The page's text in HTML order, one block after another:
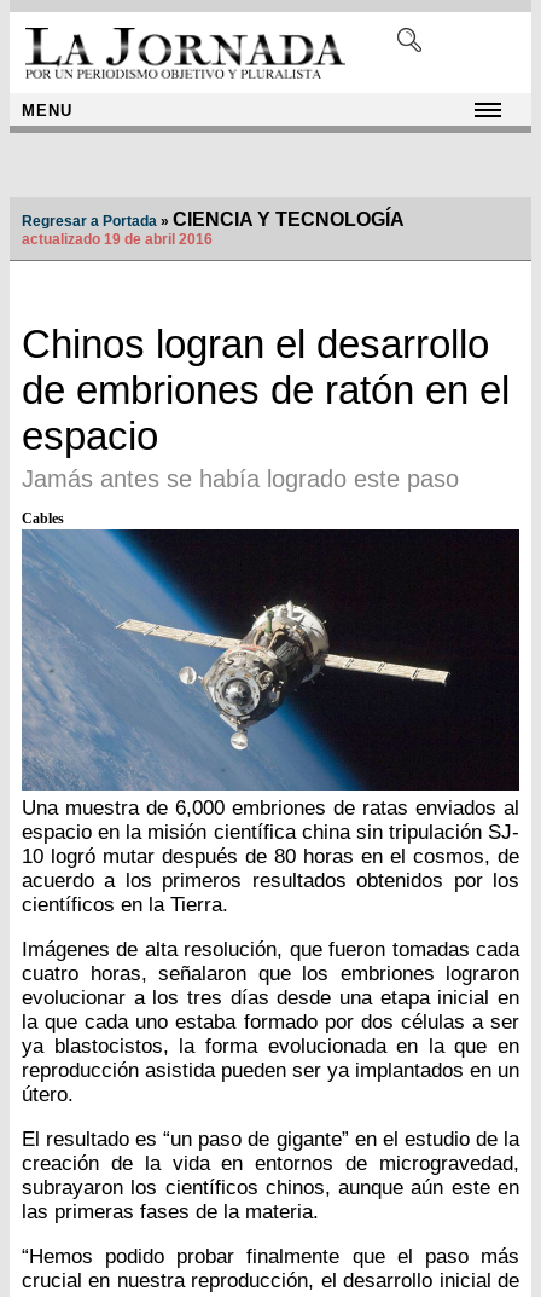
MENU
Regresar a Portada » CIENCIA Y TECNOLOGÍA
actualizado 19 de abril 2016
Chinos logran el desarrollo
de embriones de ratón en el
espacio
Jamás antes se había logrado este paso
Cables
Una muestra de 6,000 embriones de ratas enviados al
espacio en la misión científica china sin tripulación SJ-
10 logró mutar después de 80 horas en el cosmos, de
acuerdo a los primeros resultados obtenidos por los
científicos en la Tierra.
Imágenes de alta resolución, que fueron tomadas cada
cuatro horas, señalaron que los embriones lograron
evolucionar a los tres días desde una etapa inicial en
la que cada uno estaba formado por dos células a ser
ya blastocistos, la forma evolucionada en la que en
reproducción asistida pueden ser ya implantados en un
útero.
El resultado es “un paso de gigante” en el estudio de la
creación de la vida en entornos de microgravedad,
subrayaron los científicos chinos, aunque aún este en
las primeras fases de la materia.
“Hemos podido probar finalmente que el paso más
crucial en nuestra reproducción, el desarrollo inicial de